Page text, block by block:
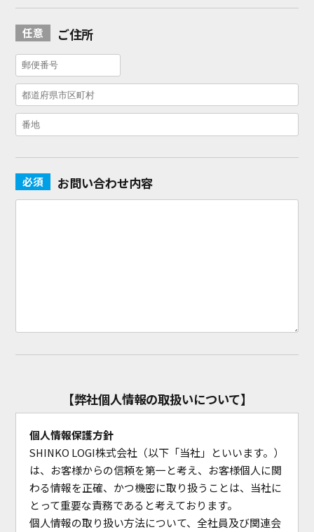
ご住所
お問い合わせ内容
【弊社個人情報の取扱いについて】
個人情報保護方針
SHINKO LOGI株式会社（以下「当社」といいます。）
は、お客様からの信頼を第一と考え、お客様個人に関
わる情報を正確、かつ機密に取り扱うことは、当社に
とって重要な責務であると考えております。
個人情報の取り扱い方法について、全社員及び関連会